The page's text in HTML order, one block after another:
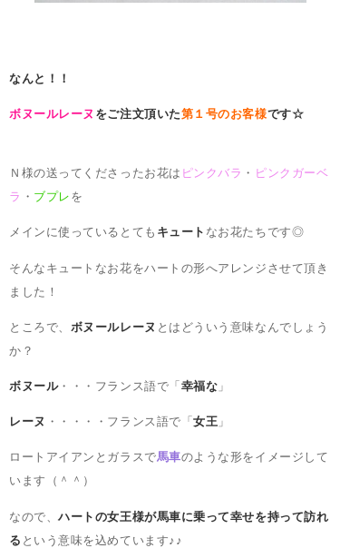
なんと！！
ボヌールレーヌ をご注文頂いた第１号のお客様です☆
Ｎ様の送ってくださったお花は ピンクバラ ・ ピンクガーベ
ラ ・ ブプレを
メインに使っているとても キュート なお花たちです◎
そんなキュートなお花をハートの形へアレンジさせて頂き
ました！
ところで、 ボヌールレーヌ とはどういう意味なんでしょう
か？
ボヌール・・・フランス語で「幸福な 」
レーヌ ・・・・・フランス語で「女王 」
ロートアイアンとガラスで馬車のような形をイメージして
います（＾＾）
なので、ハートの女王様が馬車に乗って幸せを持って訪れ
る という意味を込めています♪♪